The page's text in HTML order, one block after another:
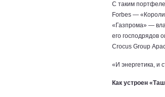
С таким
Forbes — «Короли
«Газпрома» —
его господрядов
Crocus Group
«И энергетика, и
Как устроен